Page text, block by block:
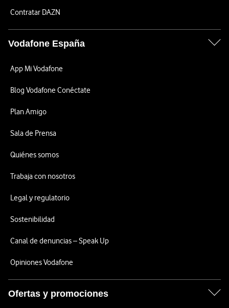
Contratar DAZN
Vodafone España
App Mi Vodafone
Blog Vodafone Conéctate
Plan Amigo
Sala de Prensa
Quiénes somos
Trabaja con nosotros
Legal y regulatorio
Sostenibilidad
Canal de denuncias – Speak Up
Opiniones Vodafone
Ofertas y promociones